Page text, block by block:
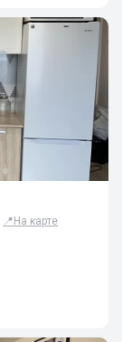
📍 На карте